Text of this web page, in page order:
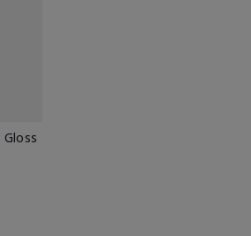
Gloss